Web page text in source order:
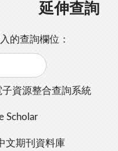
延伸查詢
的查詢欄位：
子資源整合查詢系統
Scholar
文期刊資料庫